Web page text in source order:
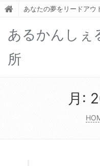
あなたの夢をリードアウ
あるかんしぇ
所
月: